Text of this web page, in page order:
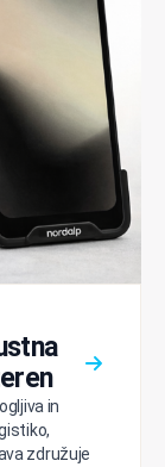
in
združuje